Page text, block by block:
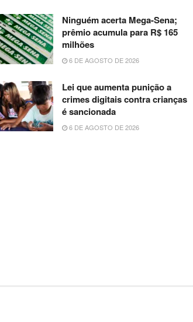
Ninguém acerta Mega-Sena;
prêmio acumula para R$ 165
milhões
6 DE AGOSTO DE 2026
Lei que aumenta punição a
crimes digitais contra crianças
é sancionada
6 DE AGOSTO DE 2026